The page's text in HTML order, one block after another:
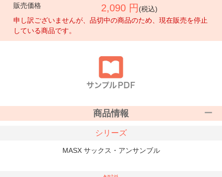
販売価格
2,090 円 (税込)
申し訳ございませんが、品切中の商品のため、現在販売を停止
している商品です。
商品情報
シリーズ
MASX サックス・アンサンブル